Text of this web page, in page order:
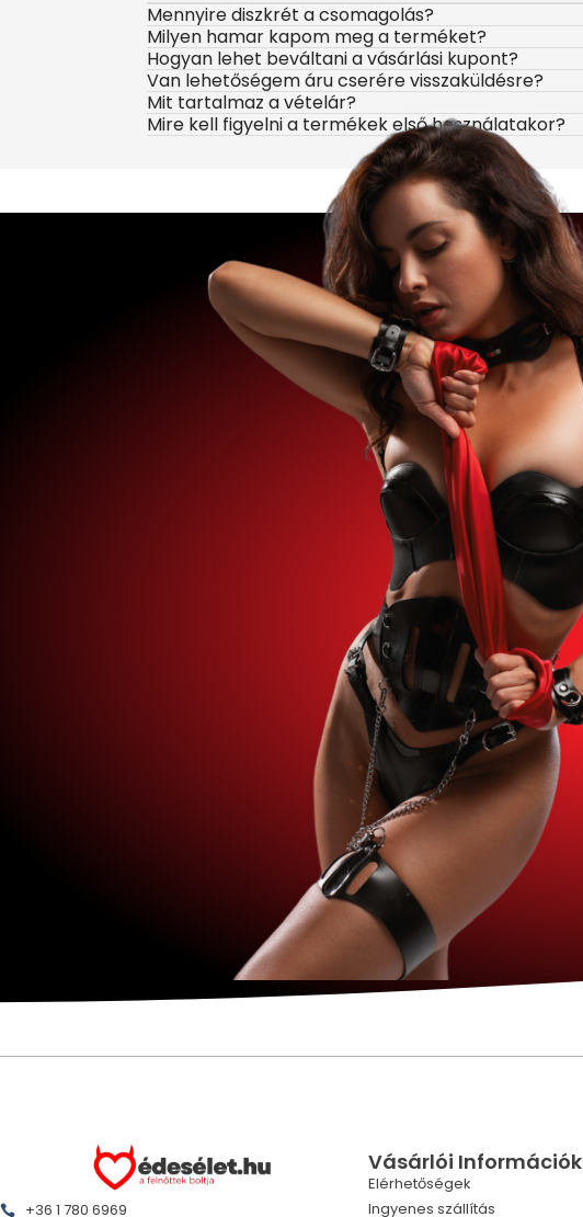
Mennyire diszkrét a csomagolás?
Milyen hamar kapom meg a terméket?
Hogyan lehet beváltani a vásárlási kupont?
Van lehetőségem áru cserére visszaküldésre?
Mit tartalmaz a vételár?
Mire kell figyelni a termékek első használatakor?
+36 1 780 6969
Vásárlói Információk
Elérhetőségek
Ingyenes szállítás